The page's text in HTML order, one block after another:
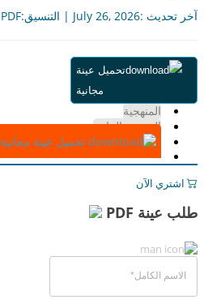
آخر تحديث :July 26, 2026 | التنسيق:PDF | معرّف التقرير: 100137
ملخص
جدول المحتويات
المنهجية
الرسوم البيانية
تحميل عينة مجانية
تحميل عينة
مجانية
اشتري الآن
طلب عينة PDF